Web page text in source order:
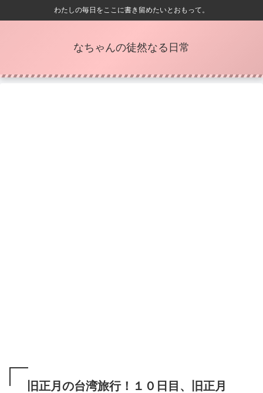
わたしの毎日をここに書き留めたいとおもって。
なちゃんの徒然なる日常
旧正月の台湾旅行！１０日目、旧正月